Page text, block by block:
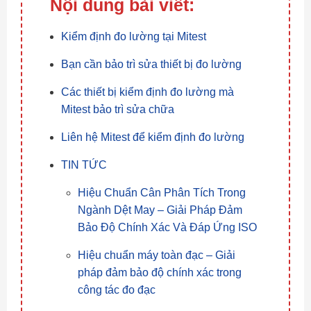
Nội dung bài viết:
Kiểm định đo lường tại Mitest
Bạn cần bảo trì sửa thiết bị đo lường
Các thiết bị kiểm định đo lường mà
Mitest bảo trì sửa chữa
Liên hệ Mitest để kiểm định đo lường
TIN TỨC
Hiệu Chuẩn Cân Phân Tích Trong
Ngành Dệt May – Giải Pháp Đảm
Bảo Độ Chính Xác Và Đáp Ứng ISO
Hiệu chuẩn máy toàn đạc – Giải
pháp đảm bảo độ chính xác trong
công tác đo đạc